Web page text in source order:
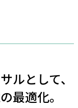
ルとして、
最適化。